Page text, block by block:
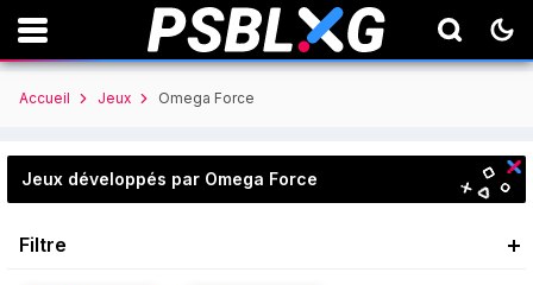
Accueil Jeux Omega Force
Jeux développés par Omega Force
Filtre